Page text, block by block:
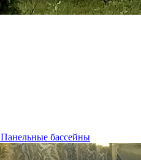
Панельные бассейны